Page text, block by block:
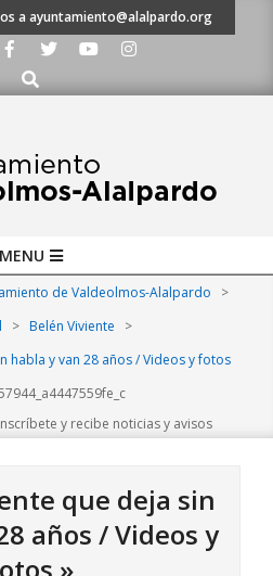
a ayuntamiento@alalpardo.org
Buscar
MENU
de Valdeolmos-Alalpardo
>
> Belén Viviente
>
habla y van 28 años / Videos y fotos
y recibe noticias y avisos
que deja sin
años / Videos y